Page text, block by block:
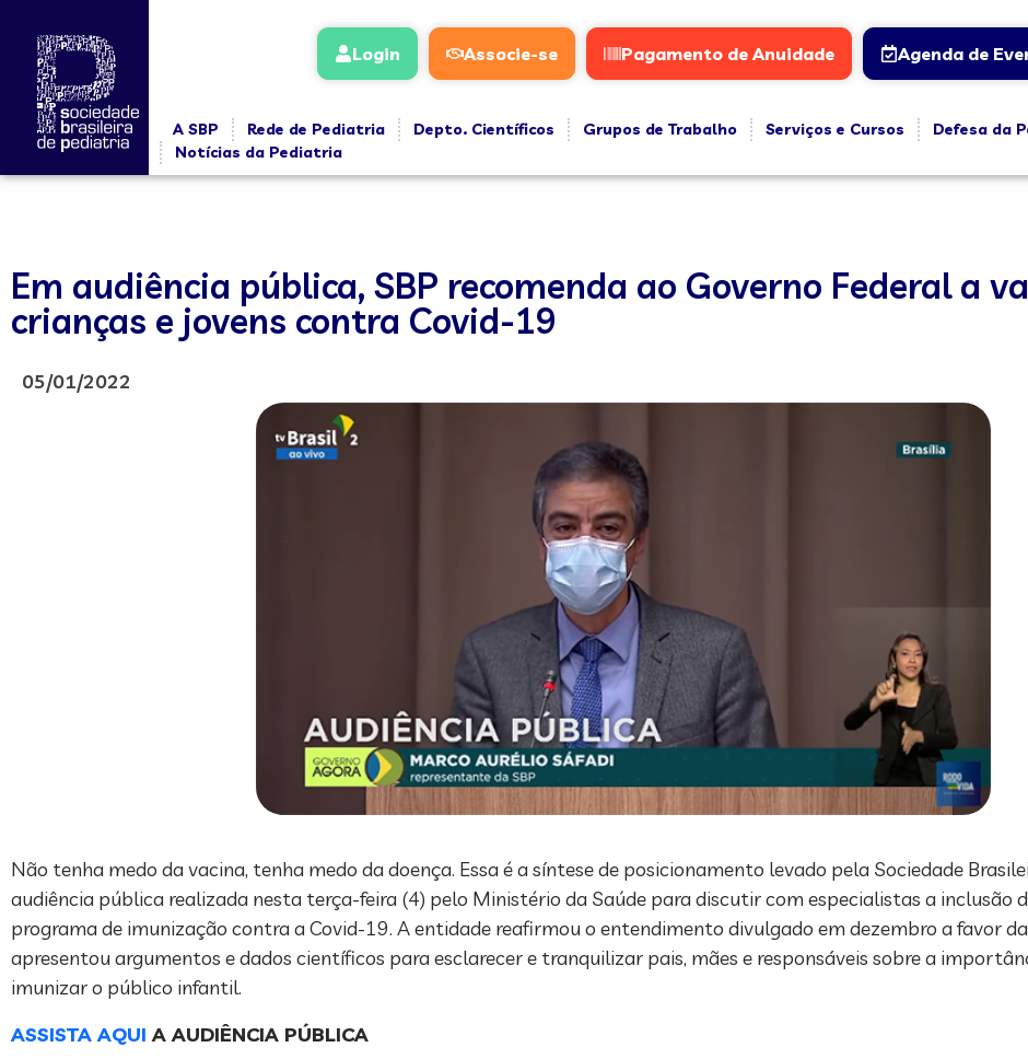
Login Associe-se Pagamento de Anuidade Agenda de
A SBP Rede de Pediatria Depto. Científicos Grupos de Trabalho Serviços e Cursos
Defesa da
Notícias da Pediatria
Em audiência pública, SBP recomenda ao Governo Federal a
crianças e jovens contra Covid-19
05/01/2022
Não tenha medo da vacina, tenha medo da doença. Essa é a síntese de posicionamento levado pela Sociedade
audiência pública realizada nesta terça-feira (4) pelo Ministério da Saúde para discutir com especialistas a inclusão
programa de imunização contra a Covid-19. A entidade reafirmou o entendimento divulgado em dezembro a favor
apresentou argumentos e dados científicos para esclarecer e tranquilizar pais, mães e responsáveis sobre a
imunizar o público infantil.
ASSISTA AQUI A AUDIÊNCIA PÚBLICA